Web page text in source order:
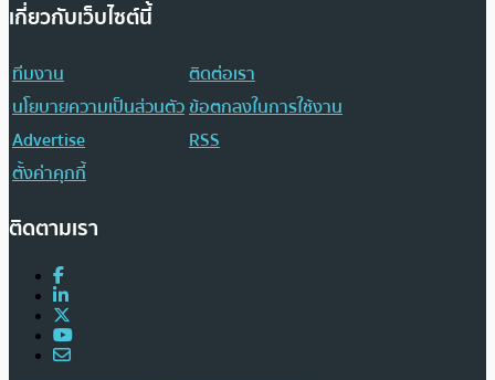
เกี่ยวกับเว็บไซต์นี้
ทีมงาน
ติดต่อเรา
นโยบายความเป็นส่วนตัวข้อตกลงในการใช้งาน
Advertise
RSS
ตั้งค่าคุกกี้
ติดตามเรา